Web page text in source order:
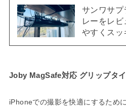
サンワサプ
レーをレ
やすくスッ
Joby MagSafe対応 グリップタ
iPhoneでの撮影を快適にするため